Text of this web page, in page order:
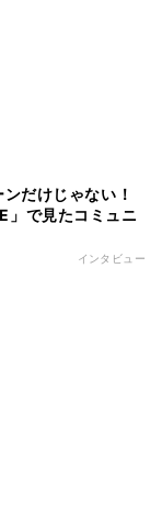
だけじゃない！
」で見たコミュニ
インタビュー